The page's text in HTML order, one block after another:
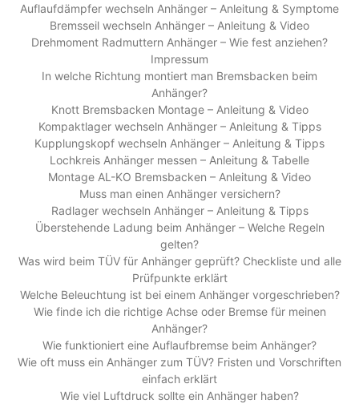
Auflaufdämpfer wechseln Anhänger – Anleitung & Symptome
Bremsseil wechseln Anhänger – Anleitung & Video
Drehmoment Radmuttern Anhänger – Wie fest anziehen?
Impressum
In welche Richtung montiert man Bremsbacken beim
Anhänger?
Knott Bremsbacken Montage – Anleitung & Video
Kompaktlager wechseln Anhänger – Anleitung & Tipps
Kupplungskopf wechseln Anhänger – Anleitung & Tipps
Lochkreis Anhänger messen – Anleitung & Tabelle
Montage AL-KO Bremsbacken – Anleitung & Video
Muss man einen Anhänger versichern?
Radlager wechseln Anhänger – Anleitung & Tipps
Überstehende Ladung beim Anhänger – Welche Regeln
gelten?
Was wird beim TÜV für Anhänger geprüft? Checkliste und alle
Prüfpunkte erklärt
Welche Beleuchtung ist bei einem Anhänger vorgeschrieben?
Wie finde ich die richtige Achse oder Bremse für meinen
Anhänger?
Wie funktioniert eine Auflaufbremse beim Anhänger?
Wie oft muss ein Anhänger zum TÜV? Fristen und Vorschriften
einfach erklärt
Wie viel Luftdruck sollte ein Anhänger haben?